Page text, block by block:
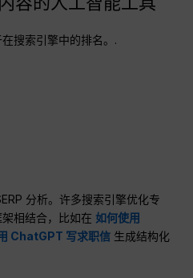
搜索引擎中的排名。.
分析。许多搜索引擎优化专
架相结合，比如在如何使用
ChatGPT 写求职信 生成结构化